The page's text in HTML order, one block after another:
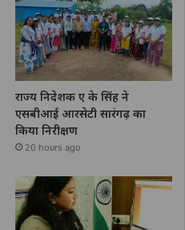
राज्य निदेशक ए के सिंह ने
एसबीआई आरसेटी सारंगढ़ का
किया निरीक्षण
20 hours ago